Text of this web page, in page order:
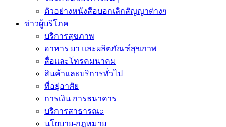
ตัวอย่างหนังสือบอกเลิกสัญญาต่างๆ
ข่าวผู้บริโภค
บริการสุขภาพ
อาหาร ยา และผลิตภัณฑ์สุขภาพ
สื่อและโทรคมนาคม
สินค้าและบริการทั่วไป
ที่อยู่อาศัย
การเงิน การธนาคาร
บริการสาธารณะ
นโยบาย-กฎหมาย